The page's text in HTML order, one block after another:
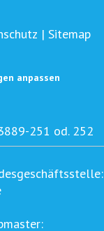
| Sitemap
anpassen
251 od. 252